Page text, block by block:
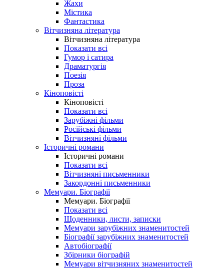
Жахи
Містика
Фантастика
Вітчизняна література
Вітчизняна література
Показати всі
Гумор і сатира
Драматургія
Поезія
Проза
Кіноповісті
Кіноповісті
Показати всі
Зарубіжні фільми
Російські фільми
Вітчизняні фільми
Історичні романи
Історичні романи
Показати всі
Вітчизняні письменники
Закордонні письменники
Мемуари. Біографії
Мемуари. Біографії
Показати всі
Щоденники, листи, записки
Мемуари зарубіжних знаменитостей
Біографії зарубіжних знаменитостей
Автобіографії
Збірники біографій
Мемуари вітчизняних знаменитостей